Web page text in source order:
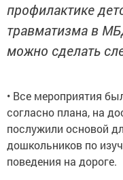
профилактике
травматизма в
можно сделать
• Все мероприятия
согласно плана, на
послужили основой
дошкольников по
поведения на дороге.